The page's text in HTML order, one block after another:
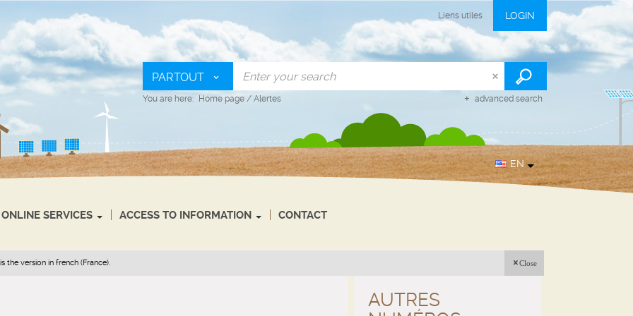
Liens utiles LOGIN
PARTOUT
advanced search
You are here: Home page / Alertes
EN
ONLINE SERVICES ACCESS TO INFORMATION CONTACT
the version in french (France). Close
AUTRES